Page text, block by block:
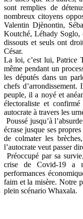
sont remplies de
nombreux citoyens
Valentin Djènontin,
Koutché, Léhady Soglo,
dissouts et seuls ont
César.
La loi, c’est lui, Patrice
même pendant un
les députés dans un
chefs
peuple, il a noyé et
électoraliste et
autocrate à travers les
Poussé jusqu’à
écrase jusque ses
de colmater les
l’autocrate veut passer
Préoccupé par sa
crise de Covid-19 a
performances
faim et la misère. Notre
plein scénario Whaxala.